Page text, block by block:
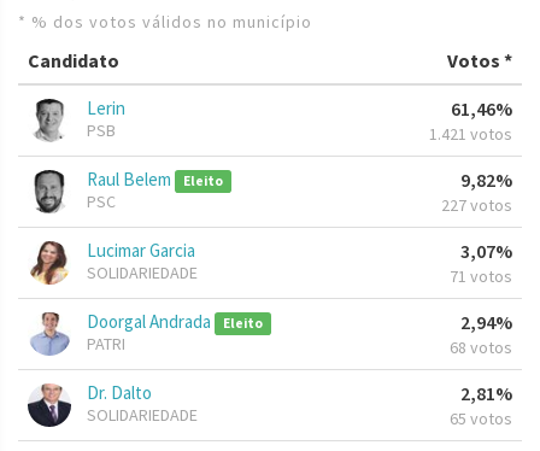
* % dos votos válidos no município
Candidato Votos *
Lerin
PSB
61,46%
1.421 votos
Raul Belem Eleito
PSC
9,82%
227 votos
Lucimar Garcia
SOLIDARIEDADE
3,07%
71 votos
Doorgal Andrada Eleito
PATRI
2,94%
68 votos
Dr. Dalto
SOLIDARIEDADE
2,81%
65 votos